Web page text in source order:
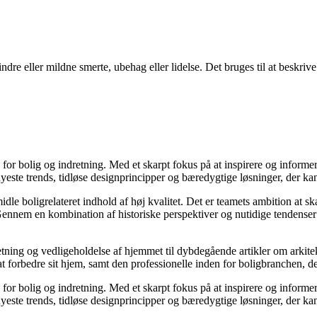
eller mildne smerte, ubehag eller lidelse. Det bruges til at
bolig og indretning. Med et skarpt fokus på at inspirere og
trends, tidløse designprincipper og bæredygtige løsninger, der
boligrelateret indhold af høj kvalitet. Det er teamets ambition at
en kombination af historiske perspektiver og nutidige
og vedligeholdelse af hjemmet til dybdegående artikler om
forbedre sit hjem, samt den professionelle inden for boligbranchen,
bolig og indretning. Med et skarpt fokus på at inspirere og
trends, tidløse designprincipper og bæredygtige løsninger, der